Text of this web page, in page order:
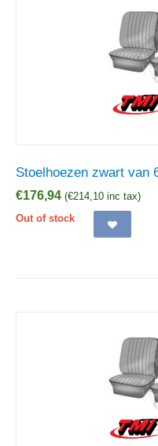
Stoelhoezen zwart van
€176,94 (€214,10 inc tax)
Out of stock